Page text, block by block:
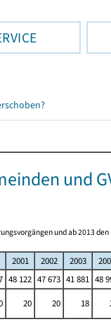
und
und ab 2013
2001 2002 2003
48 122 47 673 41 881 48
20 20 18